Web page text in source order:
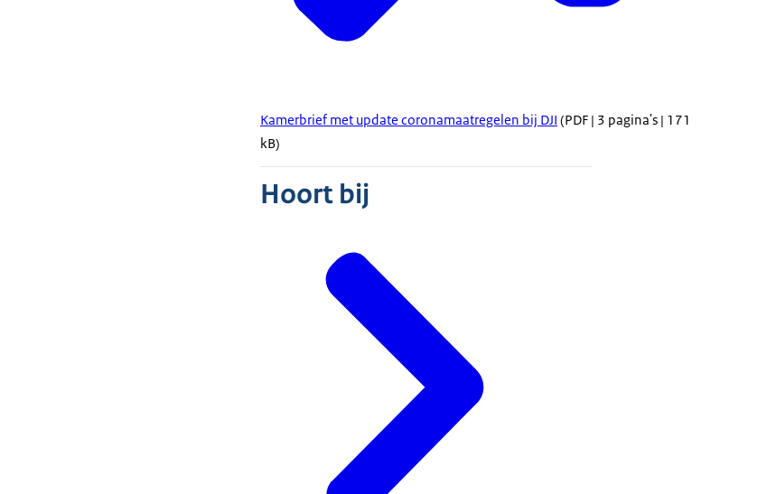
Kamerbrief met update coronamaatregelen bij DJI (PDF | 3 pagina's | 171
kB)
Hoort bij